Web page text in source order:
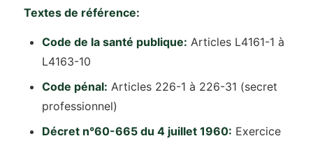
Textes de référence:
Code de la santé publique: Articles L4161-1 à
L4163-10
Code pénal: Articles 226-1 à 226-31 (secret
professionnel)
Décret n°60-665 du 4 juillet 1960: Exercice